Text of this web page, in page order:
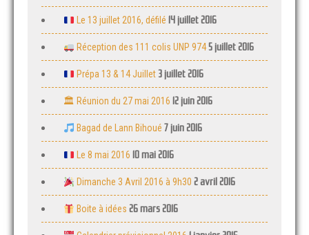
Le 13 juillet 2016, défilé 14 juillet 2016
Réception des 111 colis UNP 9745 juillet 2016
Prépa 13 & 14 Juillet3 juillet 2016
🏛 Réunion du 27 mai 2016 12 juin 2016
Bagad de Lann Bihoué 7 juin 2016
Le 8 mai 2016 10 mai 2016
Dimanche 3 Avril 2016 à 9h30 2 avril 2016
Boite à idées 26 mars 2016